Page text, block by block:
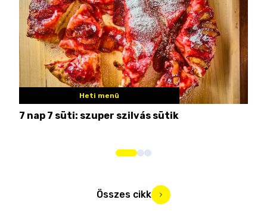
Heti menü
7 nap 7 süti: szuper szilvás sütik
Összes cikk